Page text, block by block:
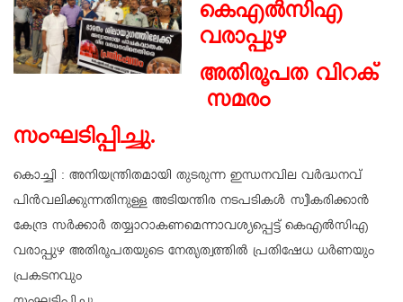
കെഎൽസിഎ
വരാപ്പുഴ
അതിരൂപത വിറക്
സമരം
സംഘടിപ്പിച്ചു.
കൊച്ചി : അനിയന്ത്രിതമായി തുടരുന്ന ഇന്ധനവില വർദ്ധനവ്
പിൻവലിക്കുന്നതിനുള്ള അടിയന്തിര നടപടികൾ സ്വീകരിക്കാൻ
കേന്ദ്ര സർക്കാർ തയ്യാറാകണമെന്നാവശ്യപ്പെട്ട് കെഎൽസിഎ
വരാപ്പുഴ അതിരൂപതയുടെ നേതൃത്വത്തിൽ പ്രതിഷേധ ധർണയും
പ്രകടനവും